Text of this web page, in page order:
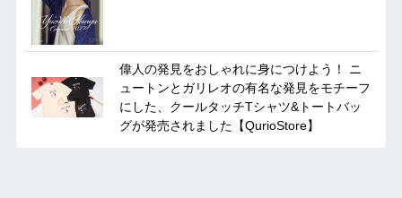
偉人の発見をおしゃれに身につけよう！ ニ
ュートンとガリレオの有名な発見をモチーフ
にした、クールタッチTシャツ&トートバッ
グが発売されました【QurioStore】